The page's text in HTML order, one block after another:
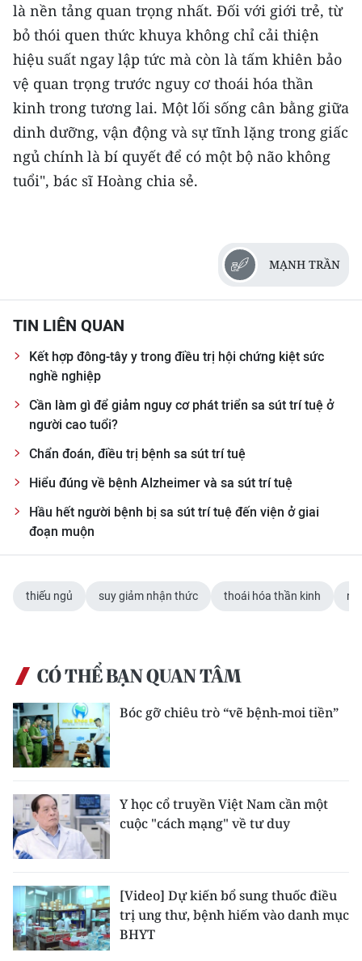
là nền tảng quan trọng nhất. Đối với giới trẻ, từ
bỏ thói quen thức khuya không chỉ cải thiện
hiệu suất ngay lập tức mà còn là tấm khiên bảo
vệ quan trọng trước nguy cơ thoái hóa thần
kinh trong tương lai. Một lối sống cân bằng giữa
dinh dưỡng, vận động và sự tĩnh lặng trong giấc
ngủ chính là bí quyết để có một bộ não không
tuổi", bác sĩ Hoàng chia sẻ.
MẠNH TRẦN
TIN LIÊN QUAN
Kết hợp đông-tây y trong điều trị hội chứng kiệt sức
nghề nghiệp
Cần làm gì để giảm nguy cơ phát triển sa sút trí tuệ ở
người cao tuổi?
Chẩn đoán, điều trị bệnh sa sút trí tuệ
Hiểu đúng về bệnh Alzheimer và sa sút trí tuệ
Hầu hết người bệnh bị sa sút trí tuệ đến viện ở giai
đoạn muộn
thiếu ngủ suy giảm nhận thức thoái hóa thần kinh
CÓ THỂ BẠN QUAN TÂM
Bóc gỡ chiêu trò “vẽ bệnh-moi tiền”
Y học cổ truyền Việt Nam cần một
cuộc "cách mạng" về tư duy
[Video] Dự kiến bổ sung thuốc điều
trị ung thư, bệnh hiếm vào danh mục
BHYT